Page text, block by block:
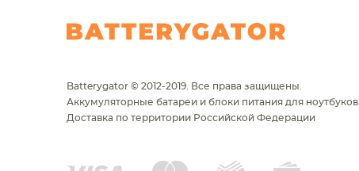
Batterygator © 2012-2019. Все права защищены.
Аккумуляторные батареи и блоки питания для ноутбуков.
Доставка по территории Российской Федерации